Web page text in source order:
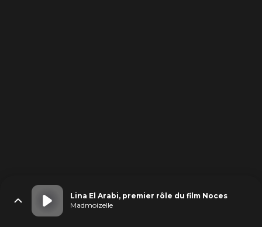
Lina El Arabi, premier rôle du film Noces
Madmoizelle